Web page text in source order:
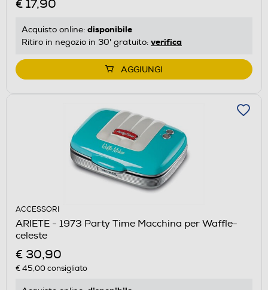
€ 17,90
Acquisto online: disponibile
Ritiro in negozio in 30' gratuito: verifica
AGGIUNGI
ACCESSORI
ARIETE - 1973 Party Time Macchina per Waffle-
celeste
€ 30,90
€ 45,00consigliato